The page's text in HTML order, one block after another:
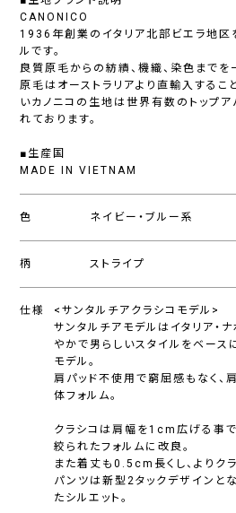
CANONICO
1936年創業のイタリア北部ビエラ地区
ルです。
良質原毛からの紡績、機織、染色までを
原毛はオーストラリアより直輸入するこ
いカノニコの生地は世界有数のトップ
れております。
■生産国
MADE IN VIETNAM
色 ネイビー・ブルー系
柄 ストライプ
仕様
<サンタルチアクラシコモデル>
サンタルチアモデルはイタリア・
やかで男らしいスタイルをベース
モデル。
肩パッド不使用で窮屈感もなく、
体フォルム。
クラシコは肩幅を1cm広げる事
絞られたフォルムに改良。
また着丈も0.5cm長くし、よりク
パンツは新型2タックデザインと
たシルエット。